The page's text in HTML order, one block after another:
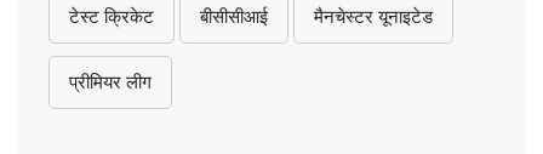
टेस्ट क्रिकेट बीसीसीआई मैनचेस्टर यूनाइटेड
प्रीमियर लीग